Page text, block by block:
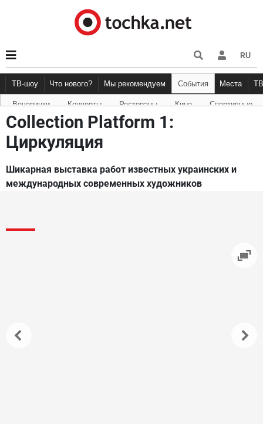
RU
ТВ-шоу Что нового?
Новости афиши Рецензии Куда пойти Точка
Мы рекомендуем События Места
Вечеринки Концерты Рестораны Кино Спортивные
Collection Platform 1:
Циркуляция
Шикарная выставка работ известных украинских и
международных современных художников